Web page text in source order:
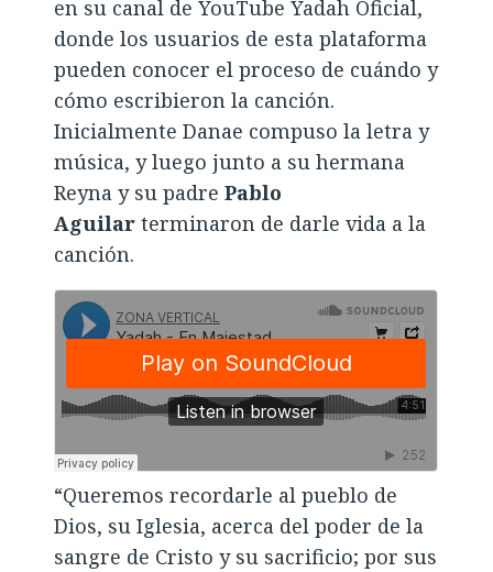
en su canal de YouTube Yadah Oficial,
donde los usuarios de esta plataforma
pueden conocer el proceso de cuándo y
cómo escribieron la canción.
Inicialmente Danae compuso la letra y
música, y luego junto a su hermana
Reyna y su padrePablo
Aguilar terminaron de darle vida a la
canción.
“Queremos recordarle al pueblo de
Dios, su Iglesia, acerca del poder de la
sangre de Cristo y su sacrificio; por sus